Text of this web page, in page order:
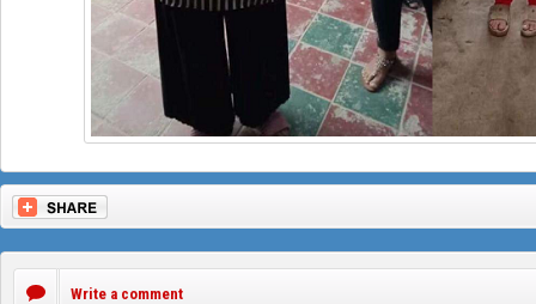
Write a comment